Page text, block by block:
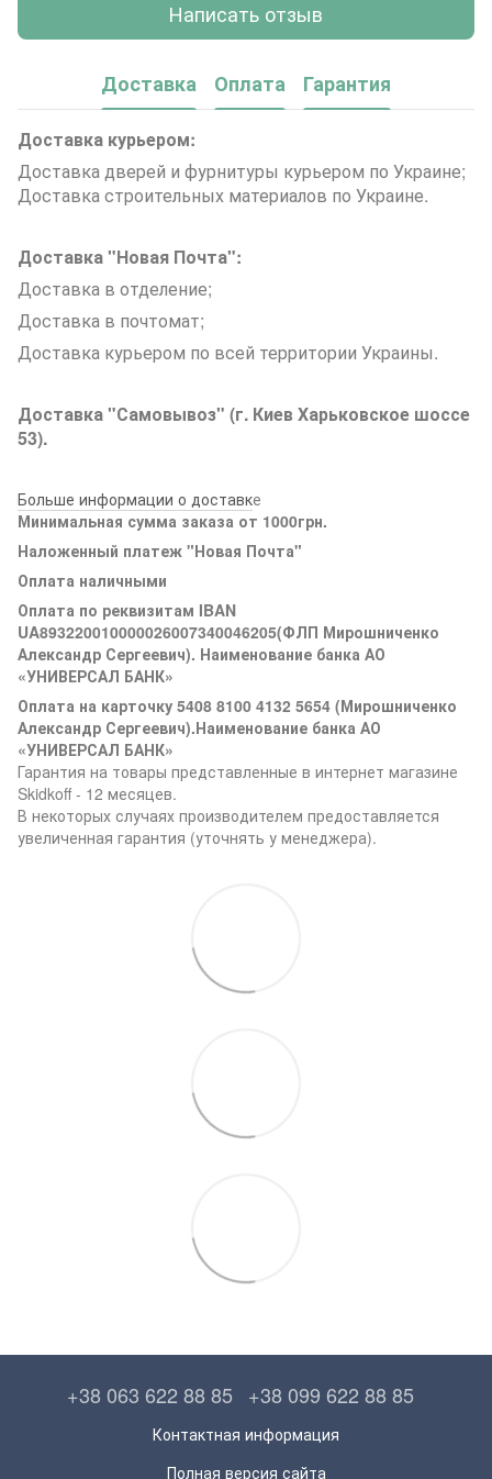
Написать отзыв
Доставка Оплата Гарантия
Доставка курьером:
Доставка дверей и фурнитуры курьером по Украине;
Доставка строительных материалов по Украине.
Доставка "Новая Почта":
Доставка в отделение;
Доставка в почтомат;
Доставка курьером по всей территории Украины.
Доставка "Самовывоз" (г. Киев Харьковское шоссе
53).
Больше информации о доставке
Минимальная сумма заказа от 1000грн.
Наложенный платеж "Новая Почта"
Оплата наличными
Оплата по реквизитам IBAN
UA893220010000026007340046205(ФЛП Мирошниченко
Александр Сергеевич). Наименование банка АО
«УНИВЕРСАЛ БАНК»
Оплата на карточку 5408 8100 4132 5654 (Мирошниченко
Александр Сергеевич).Наименование банка АО
«УНИВЕРСАЛ БАНК»
Гарантия на товары представленные в интернет магазине
Skidkoff - 12 месяцев.
В некоторых случаях производителем предоставляется
увеличенная гарантия (уточнять у менеджера).
+38 063 622 88 85 +38 099 622 88 85
Контактная информация
Полная версия сайта